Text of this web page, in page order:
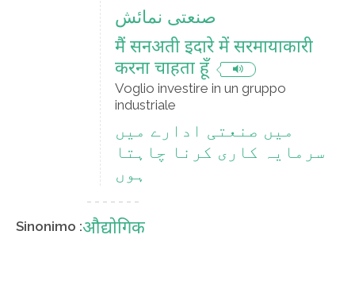
صنعتی نمائش
मैं सनअती इदारे में सरमायाकारी
करना चाहता हूँ
Voglio investire in un gruppo
industriale
میں صنعتی ادارے میں
سرمایہ کاری کرنا چاہتا
ہوں
Sinonimo :औद्योगिक